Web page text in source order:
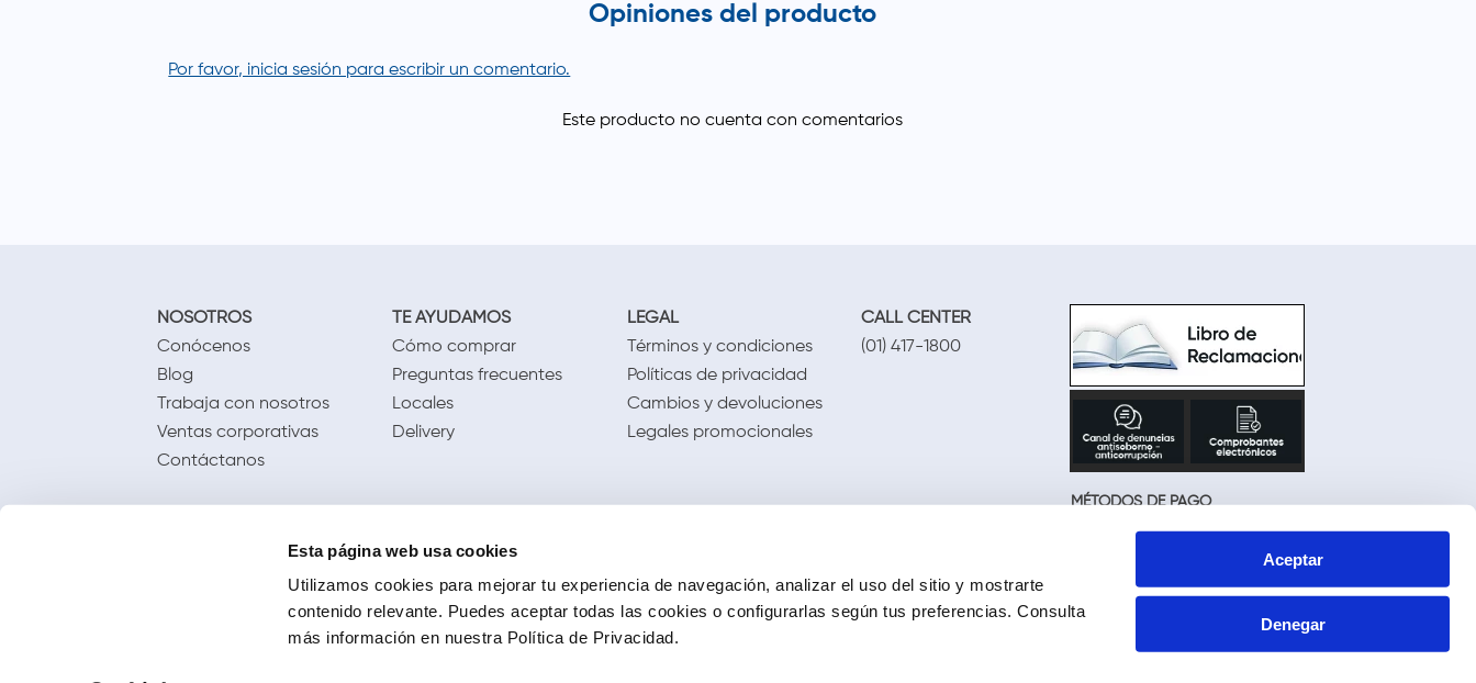
Esta página web usa cookies
Utilizamos cookies para mejorar tu experiencia de navegación, analizar el uso del sitio y mostrarte
contenido relevante. Puedes aceptar todas las cookies o configurarlas según tus preferencias.Consulta
más información en nuestra Política de Privacidad.
Aceptar
Denegar
Opiniones del producto
Por favor, inicia sesión para escribir un comentario.
NOSOTROS
Conócenos
Blog
Trabaja con nosotros
Ventas corporativas
Contáctanos
TE AYUDAMOS
Cómo comprar
Preguntas frecuentes
Locales
Delivery
LEGAL
Términos y condiciones
Políticas de privacidad
Cambios y devoluciones
Legales promocionales
CALL CENTER
(01) 417-1800
MÉTODOS DE PAGO